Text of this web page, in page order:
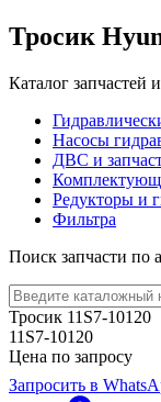
Тросик
Каталог запчастей
Насосы
ДВС и
Редукторы и
Фильтра
Поиск запчасти по
Тросик 11S7-10120
11S7-10120
Цена по запросу
Запросить в